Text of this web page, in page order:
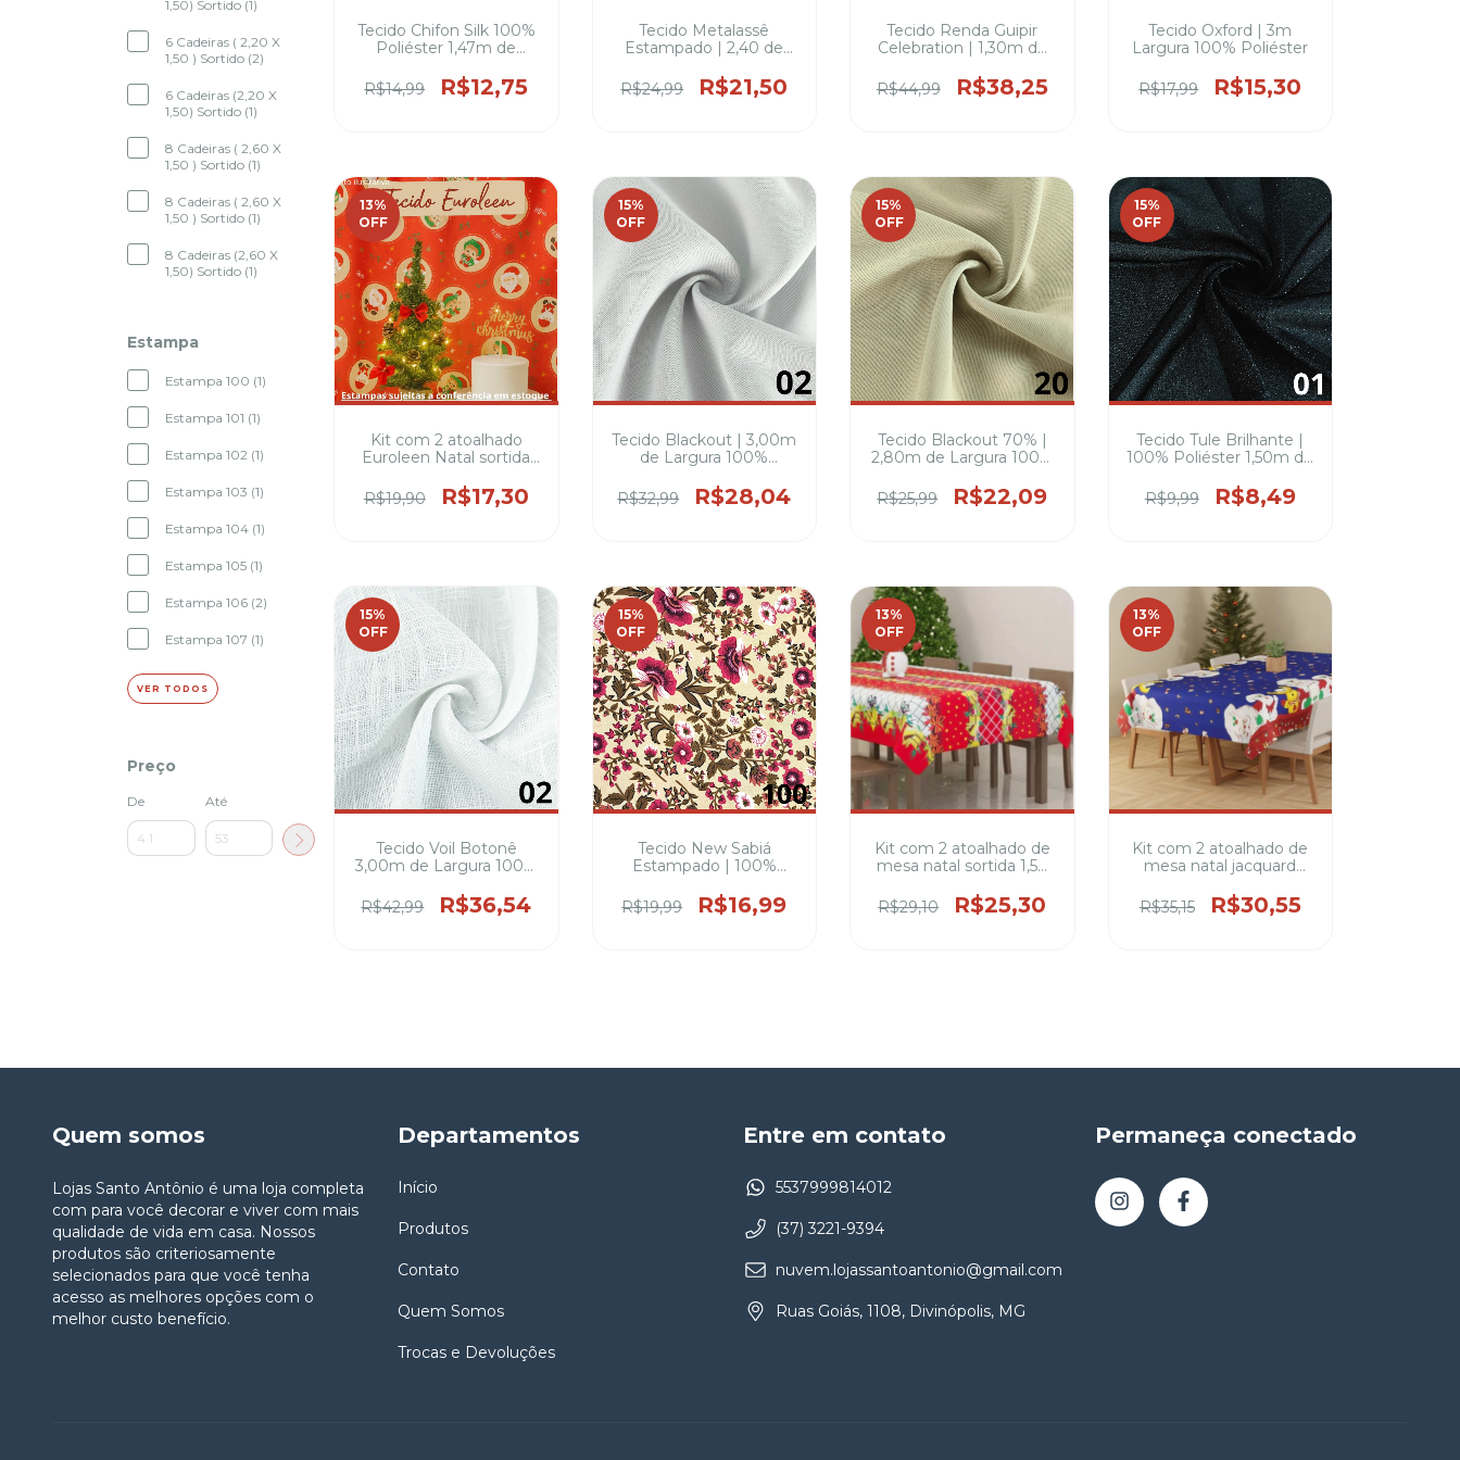
1,50) Sortido (1)
6 Cadeiras ( 2,20 X
1,50 ) Sortido (2)
6 Cadeiras (2,20 X
1,50) Sortido (1)
8 Cadeiras ( 2,60 X
1,50 ) Sortido (1)
8 Cadeiras ( 2,60 X
1,50 ) Sortido (1)
8 Cadeiras (2,60 X
1,50) Sortido (1)
Estampa
Estampa 100 (1)
Estampa 101 (1)
Estampa 102 (1)
Estampa 103 (1)
Estampa 104 (1)
Estampa 105 (1)
Estampa 106 (2)
Estampa 107 (1)
VER TODOS
Preço
De Até
Tecido Chifon Silk 100%
Poliéster 1,47m de
festa, Blusas e camisas
elegantes, Saias leves,
R$14,99 R$12,75
Tecido Metalassê
Estampado | 2,40 de
toque acolchoado,
colchas, edredons,
R$24,99 R$21,50
Tecido Renda Guipir
Celebration | 1,30m de
R$44,99
R$38,25
Tecido Oxford | 3m
Largura 100% Poliéster
R$17,99 R$15,30
13%
OFF
Kit com 2 atoalhado
Euroleen Natal sortida
100% poliéster 4,6 e 8
cadeiras ( varias
R$19,90 R$17,30
15%
OFF
Tecido Blackout | 3,00m
de Largura 100%
R$32,99
R$28,04
15%
OFF
Tecido Blackout 70% |
2,80m de Largura 100%
R$25,99
R$22,09
15%
OFF
Tecido Tule Brilhante |
100% Poliéster 1,50m de
Transparente
R$9,99 R$8,49
15%
OFF
Tecido Voil Botonê
3,00m de Largura 100%
Decoração
R$42,99 R$36,54
15%
OFF
Tecido New Sabiá
Estampado | 100%
Largura
R$19,99 R$16,99
13%
OFF
Kit com 2 atoalhado de
mesa natal sortida 1,50
poliéster 4,6 e 8 cadeiras
( varias estampas )
R$29,10 R$25,30
13%
OFF
Kit com 2 atoalhado de
mesa natal jacquard
largura 100% poliéster
4,6 e 8 cadeiras (varias
R$35,15 R$30,55
Quem somos
Lojas Santo Antônio é uma loja completa
com para você decorar e viver com mais
qualidade de vida em casa. Nossos
produtos são criteriosamente
selecionados para que você tenha
acesso as melhores opções com o
melhor custo benefício.
Departamentos
Início
Produtos
Contato
Quem Somos
Trocas e Devoluções
Entre em contato
5537999814012
(37) 3221-9394
nuvem.lojassantoantonio@gmail.com
Ruas Goiás, 1108, Divinópolis, MG
Permaneça conectado